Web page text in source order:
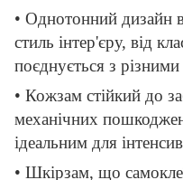
• Однотонний дизайн
стиль інтер'єру, від
поєднується з
• Кожзам стійкий до
механічних
ідеальним для
• Шкірзам, що